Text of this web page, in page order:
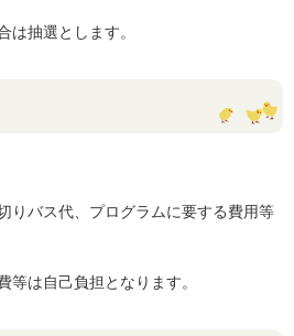
抽選とします。
りバス代、プログラムに要する費用等
は自己負担となります。